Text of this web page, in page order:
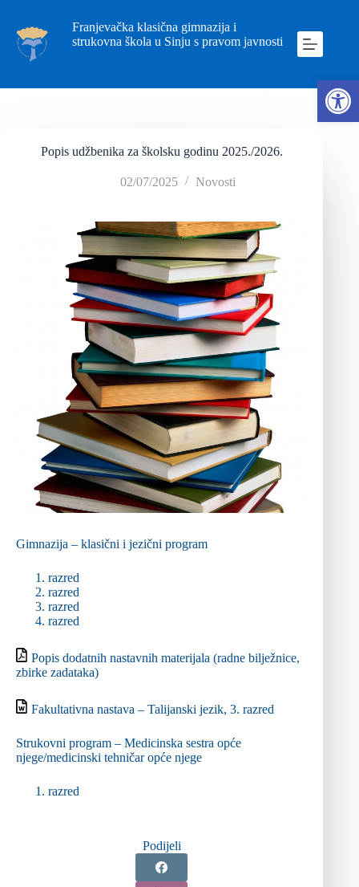
Franjevačka klasična gimnazija i
strukovna škola u Sinju s pravom javnosti
Popis udžbenika za školsku godinu 2025./2026.
02/07/2025 Novosti
Gimnazija – klasični i jezični program
razred
razred
razred
razred
Popis dodatnih nastavnih materijala (radne bilježnice,
zbirke zadataka)
Fakultativna nastava – Talijanski jezik, 3. razred
Strukovni program – Medicinska sestra opće
njege/medicinski tehničar opće njege
razred
Podijeli